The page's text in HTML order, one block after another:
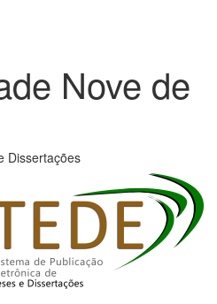
Nove de
Dissertações